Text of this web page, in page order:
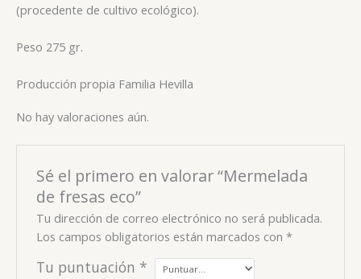
(procedente de cultivo ecológico).
Peso 275 gr.
Producción propia Familia Hevilla
No hay valoraciones aún.
Sé el primero en valorar “Mermelada
de fresas eco”
Tu dirección de correo electrónico no será publicada.
Los campos obligatorios están marcados con*
Tu puntuación *